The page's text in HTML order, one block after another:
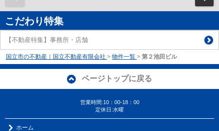
こだわり特集
【不動産特集】事務所・店舗
国立市の不動産｜国立不動産有限会社 > 物件一覧 > 第２池田ビル
ページトップに戻る
営業時間:10：00-18：00
定休日:水曜
ホーム